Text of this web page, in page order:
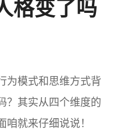
格变了吗
为模式和思维方式背
？其实从四个维度的
就来仔细说说！